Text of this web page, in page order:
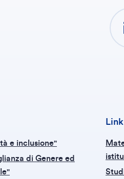
e inclusione"
di Genere ed